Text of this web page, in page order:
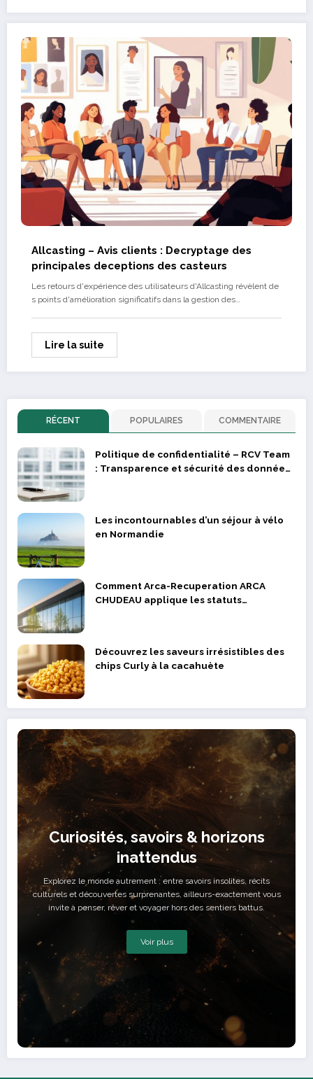
Allcasting – Avis clients : Decryptage des
principales deceptions des casteurs
Les retours d'expérience des utilisateurs d'Allcasting révèlent de
s points d'amélioration significatifs dans la gestion des…
Lire la suite
RÉCENT POPULAIRES COMMENTAIRE
Politique de confidentialité – RCV Team
: Transparence et sécurité des données
Les incontournables d’un séjour à vélo
en Normandie
Comment Arca-Recuperation ARCA
CHUDEAU applique les statuts
Découvrez les saveurs irrésistibles des
chips Curly à la cacahuète
Curiosités, savoirs & horizons
inattendus
Explorez le monde autrement : entre savoirs insolites, récits
culturels et découvertes surprenantes, ailleurs-exactement vous
invite à penser, rêver et voyager hors des sentiers battus.
Voir plus